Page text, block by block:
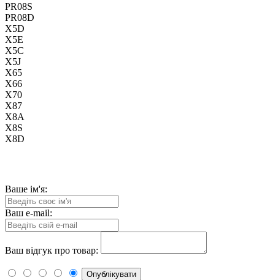
PR08S
PR08D
X5D
X5E
X5C
X5J
X65
X66
X70
X87
X8A
X8S
X8D
Ваше ім'я:
Ваш e-mail:
Ваш відгук про товар:
Опублікувати